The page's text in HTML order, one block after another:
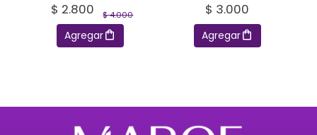
$ 4.000
$ 2.800
Agregar
$ 3.000
Agregar